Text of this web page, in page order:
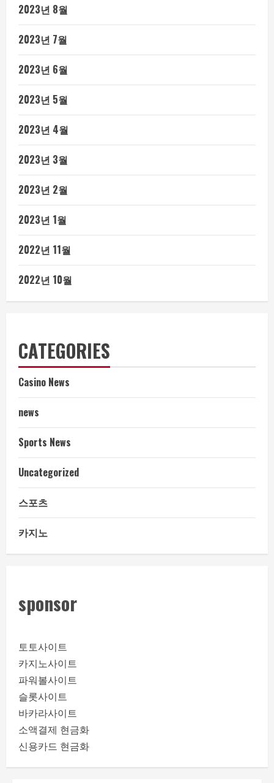
2023년 8월
2023년 7월
2023년 6월
2023년 5월
2023년 4월
2023년 3월
2023년 2월
2023년 1월
2022년 11월
2022년 10월
CATEGORIES
Casino News
news
Sports News
Uncategorized
스포츠
카지노
sponsor
토토사이트
카지노사이트
파워볼사이트
슬롯사이트
바카라사이트
소액결제 현금화
신용카드 현금화